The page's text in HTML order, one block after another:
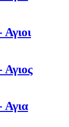
Αγια